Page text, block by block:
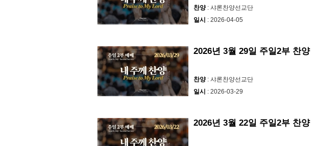
찬양: 샤론찬양선교단
일시 : 2026-04-05
2026년 3월 29일 주일2부 찬양
찬양: 샤론찬양선교단
일시 : 2026-03-29
2026년 3월 22일 주일2부 찬양